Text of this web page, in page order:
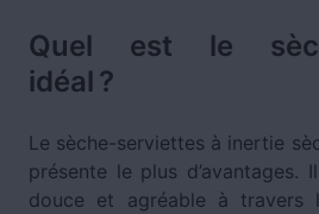
Quel est le
idéal ?
Le sèche-serviettes à inertie
présente le plus d’avantages.
douce et agréable à travers